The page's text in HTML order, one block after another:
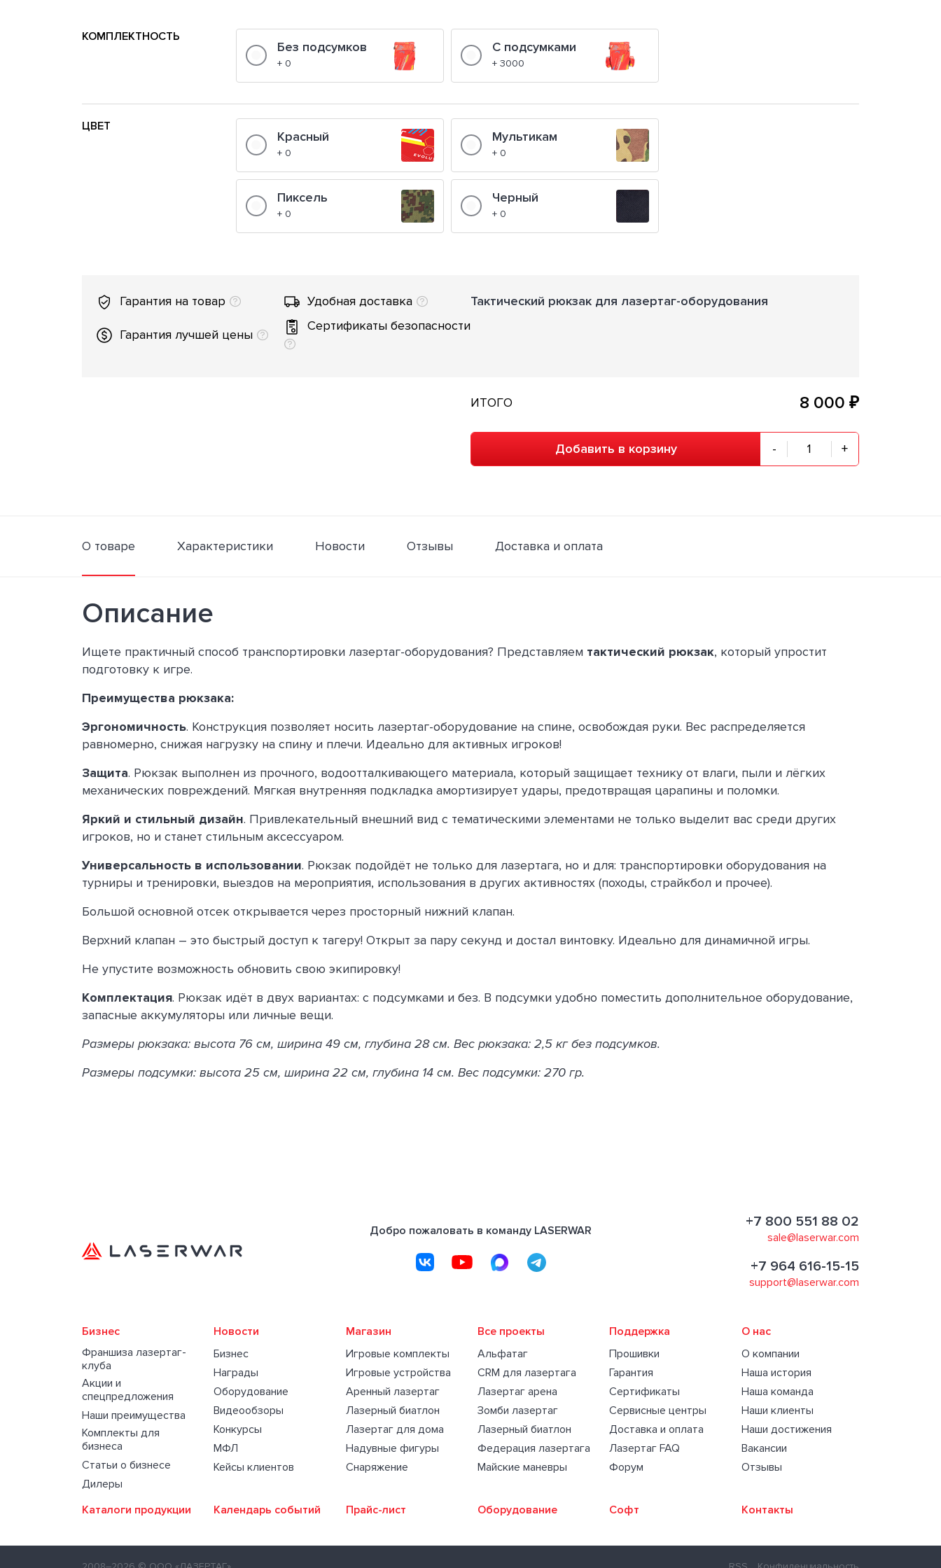
КОМПЛЕКТНОСТЬ
Без подсумков
+ 0
С подсумками
+ 3000
ЦВЕТ
Красный
+ 0
Мультикам
+ 0
Пиксель
+ 0
Черный
+ 0
Гарантия на товар Удобная доставка
Гарантия лучшей цены
Сертификаты безопасности
Тактический рюкзак для лазертаг-оборудования
ИТОГО 8 000 ₽
Добавить в корзину - +
О товаре Характеристики Новости Отзывы Доставка и оплата
Описание
Ищете практичный способ транспортировки лазертаг-оборудования? Представляем тактический рюкзак, который упростит
подготовку к игре.
Преимущества рюкзака:
Эргономичность. Конструкция позволяет носить лазертаг-оборудование на спине, освобождая руки. Вес распределяется
равномерно, снижая нагрузку на спину и плечи. Идеально для активных игроков!
Защита. Рюкзак выполнен из прочного, водоотталкивающего материала, который защищает технику от влаги, пыли и лёгких
механических повреждений. Мягкая внутренняя подкладка амортизирует удары, предотвращая царапины и поломки.
Яркий и стильный дизайн. Привлекательный внешний вид с тематическими элементами не только выделит вас среди других
игроков, но и станет стильным аксессуаром.
Универсальность в использовании. Рюкзак подойдёт не только для лазертага, но и для: транспортировки оборудования на
турниры и тренировки, выездов на мероприятия, использования в других активностях (походы, страйкбол и прочее).
Большой основной отсек открывается через просторный нижний клапан.
Верхний клапан – это быстрый доступ к тагеру! Открыт за пару секунд и достал винтовку. Идеально для динамичной игры.
Не упустите возможность обновить свою экипировку!
Комплектация. Рюкзак идёт в двух вариантах: с подсумками и без. В подсумки удобно поместить дополнительное оборудование,
запасные аккумуляторы или личные вещи.
Размеры рюкзака: высота 76 см, ширина 49 см, глубина 28 см. Вес рюкзака: 2,5 кг без подсумков.
Размеры подсумки: высота 25 см, ширина 22 см, глубина 14 см. Вес подсумки: 270 гр.
Добро пожаловать в команду LASERWAR
+7 800 551 88 02
sale@laserwar.com
+7 964 616-15-15
support@laserwar.com
Бизнес
Франшиза лазертаг-
клуба
Акции и
спецпредложения
Наши преимущества
Комплекты для
бизнеса
Статьи о бизнесе
Дилеры
Каталоги продукции
Новости
Бизнес
Награды
Оборудование
Видеообзоры
Конкурсы
МФЛ
Кейсы клиентов
Календарь событий
Магазин
Игровые комплекты
Игровые устройства
Аренный лазертаг
Лазерный биатлон
Лазертаг для дома
Надувные фигуры
Снаряжение
Прайс-лист
Все проекты
Альфатаг
CRM для лазертага
Лазертаг арена
Зомби лазертаг
Лазерный биатлон
Федерация лазертага
Майские маневры
Оборудование
Поддержка
Прошивки
Гарантия
Сертификаты
Сервисные центры
Доставка и оплата
Лазертаг FAQ
Форум
Софт
О нас
О компании
Наша история
Наша команда
Наши клиенты
Наши достижения
Вакансии
Отзывы
Контакты